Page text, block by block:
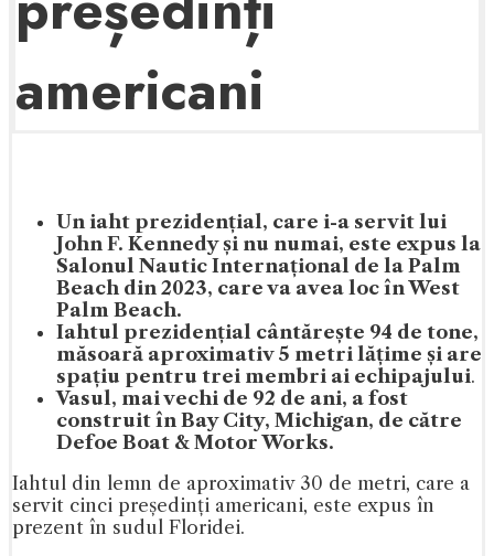
americani
Un iaht prezidențial, care i-a servit lui
John F. Kennedy și nu numai, este expus la
Salonul Nautic Internațional de la Palm
Beach din 2023, care va avea loc în West
Palm Beach.
Iahtul prezidențial cântărește 94 de tone,
măsoară aproximativ 5 metri lățime și are
spațiu pentru trei membri ai echipajului.
Vasul, mai vechi de 92 de ani, a fost
construit în Bay City, Michigan, de către
Defoe Boat & Motor Works.
Iahtul din lemn de aproximativ 30 de metri, care a
servit cinci președinți americani, este expus în
prezent în sudul Floridei.